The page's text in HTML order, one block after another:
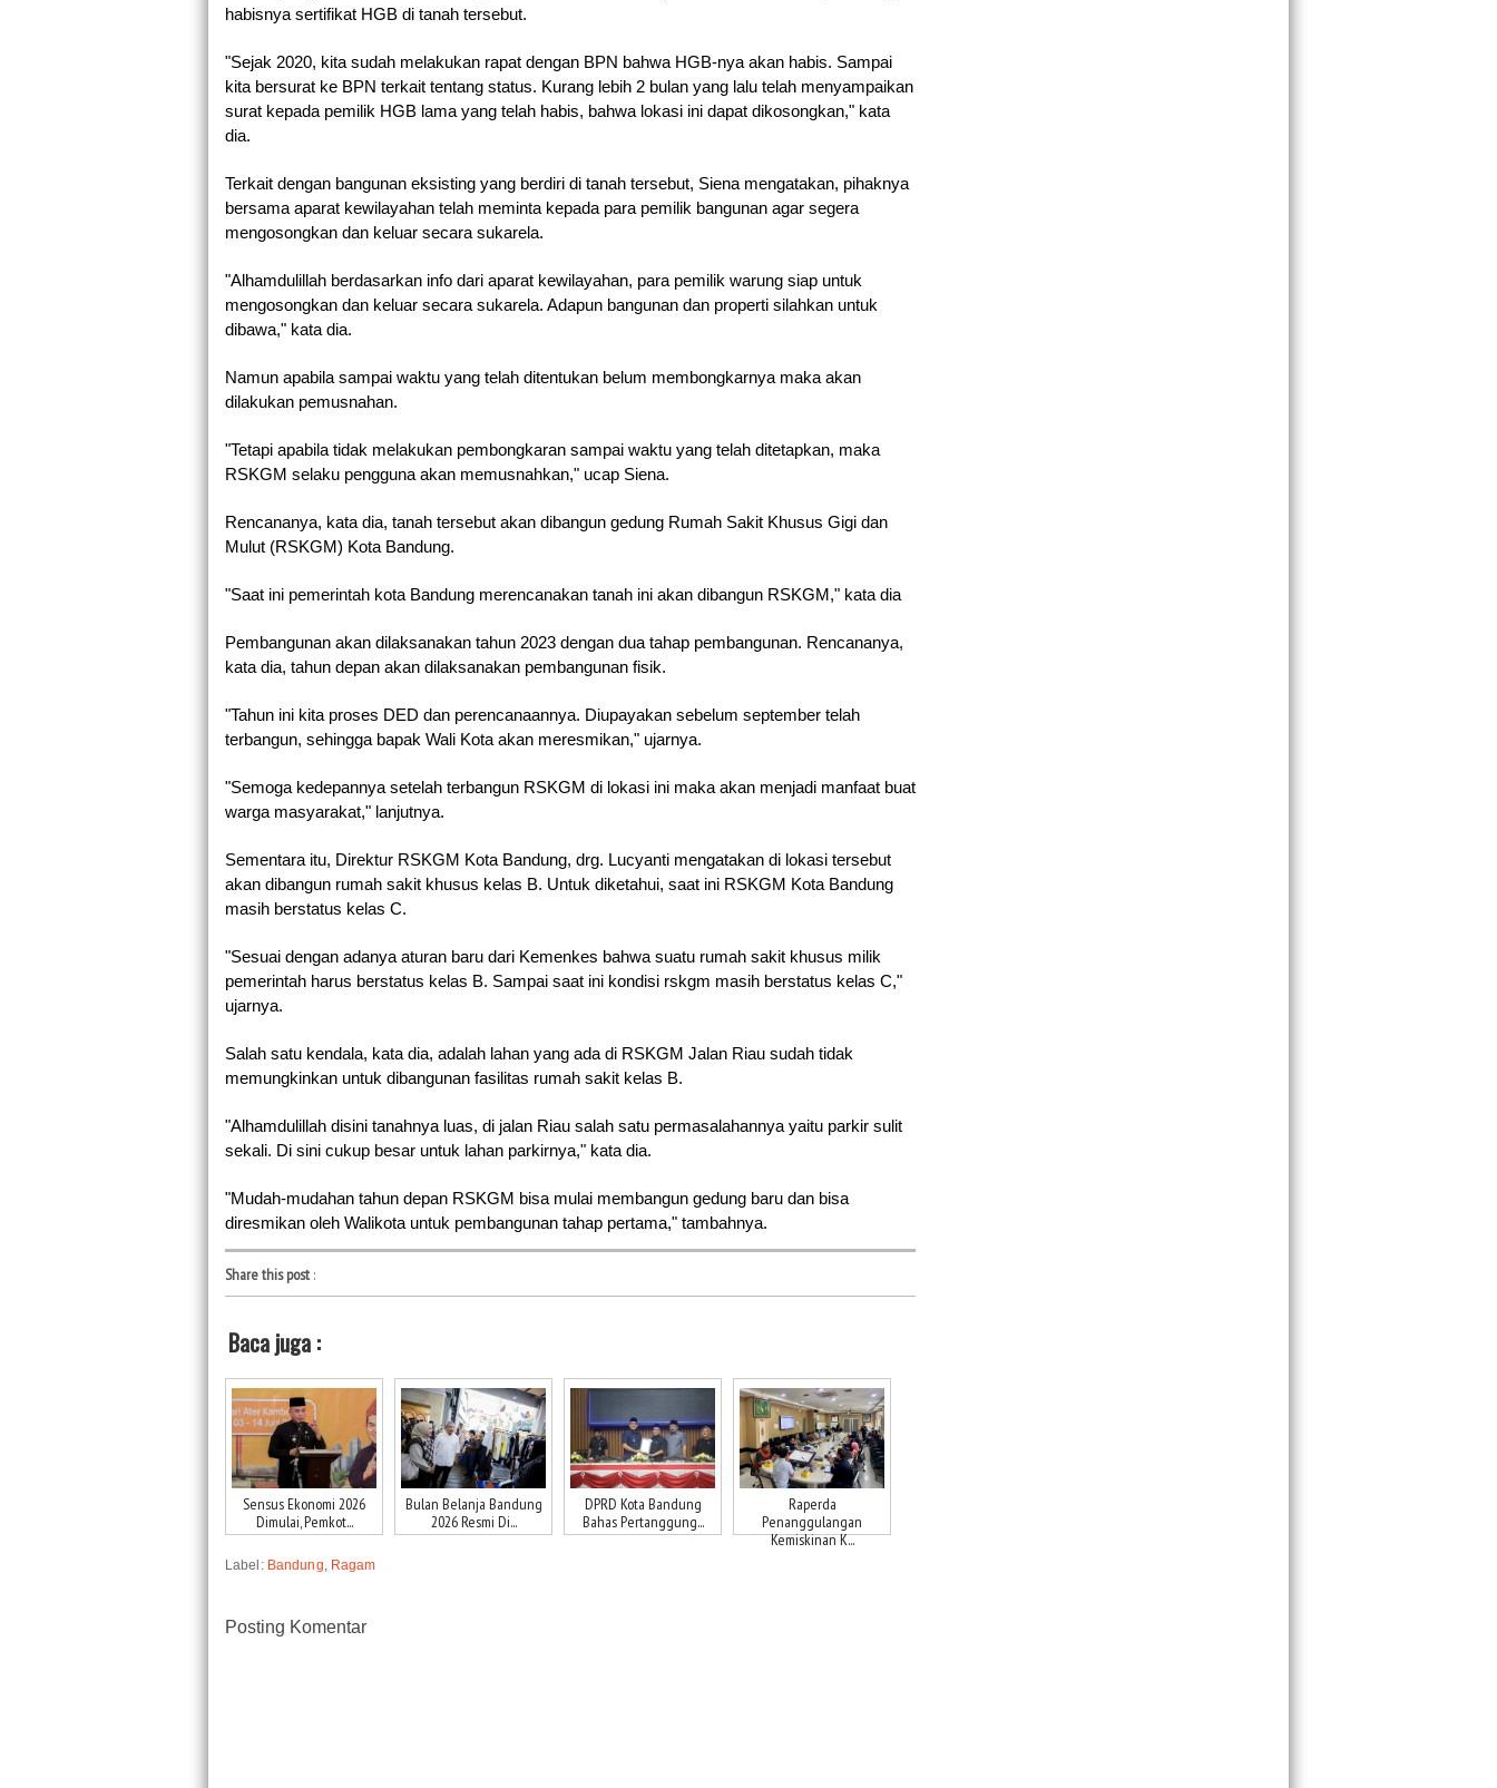
habisnya sertifikat HGB di tanah tersebut.
"Sejak 2020, kita sudah melakukan rapat dengan BPN bahwa HGB-nya akan habis. Sampai
kita bersurat ke BPN terkait tentang status. Kurang lebih 2 bulan yang lalu telah menyampaikan
surat kepada pemilik HGB lama yang telah habis, bahwa lokasi ini dapat dikosongkan," kata
dia.
Terkait dengan bangunan eksisting yang berdiri di tanah tersebut, Siena mengatakan, pihaknya
bersama aparat kewilayahan telah meminta kepada para pemilik bangunan agar segera
mengosongkan dan keluar secara sukarela.
"Alhamdulillah berdasarkan info dari aparat kewilayahan, para pemilik warung siap untuk
mengosongkan dan keluar secara sukarela. Adapun bangunan dan properti silahkan untuk
dibawa," kata dia.
Namun apabila sampai waktu yang telah ditentukan belum membongkarnya maka akan
dilakukan pemusnahan.
"Tetapi apabila tidak melakukan pembongkaran sampai waktu yang telah ditetapkan, maka
RSKGM selaku pengguna akan memusnahkan," ucap Siena.
Rencananya, kata dia, tanah tersebut akan dibangun gedung Rumah Sakit Khusus Gigi dan
Mulut (RSKGM) Kota Bandung.
"Saat ini pemerintah kota Bandung merencanakan tanah ini akan dibangun RSKGM," kata dia
Pembangunan akan dilaksanakan tahun 2023 dengan dua tahap pembangunan. Rencananya,
kata dia, tahun depan akan dilaksanakan pembangunan fisik.
"Tahun ini kita proses DED dan perencanaannya. Diupayakan sebelum september telah
terbangun, sehingga bapak Wali Kota akan meresmikan," ujarnya.
"Semoga kedepannya setelah terbangun RSKGM di lokasi ini maka akan menjadi manfaat buat
warga masyarakat," lanjutnya.
Sementara itu, Direktur RSKGM Kota Bandung, drg. Lucyanti mengatakan di lokasi tersebut
akan dibangun rumah sakit khusus kelas B. Untuk diketahui, saat ini RSKGM Kota Bandung
masih berstatus kelas C.
"Sesuai dengan adanya aturan baru dari Kemenkes bahwa suatu rumah sakit khusus milik
pemerintah harus berstatus kelas B. Sampai saat ini kondisi rskgm masih berstatus kelas C,"
ujarnya.
Salah satu kendala, kata dia, adalah lahan yang ada di RSKGM Jalan Riau sudah tidak
memungkinkan untuk dibangunan fasilitas rumah sakit kelas B.
"Alhamdulillah disini tanahnya luas, di jalan Riau salah satu permasalahannya yaitu parkir sulit
sekali. Di sini cukup besar untuk lahan parkirnya," kata dia.
"Mudah-mudahan tahun depan RSKGM bisa mulai membangun gedung baru dan bisa
diresmikan oleh Walikota untuk pembangunan tahap pertama," tambahnya.
Share this post:
Baca juga :
Sensus Ekonomi 2026
Dimulai, Pemkot...
Bulan Belanja Bandung
2026 Resmi Di...
DPRD Kota Bandung
Bahas Pertanggung...
Raperda
Penanggulangan
Kemiskinan K...
Label: Bandung Ragam
Posting Komentar